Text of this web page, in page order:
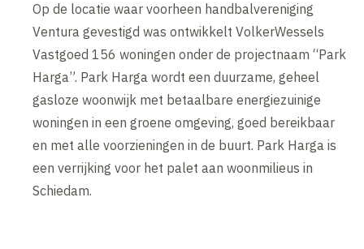
Op de locatie waar voorheen handbalvereniging
Ventura gevestigd was ontwikkelt VolkerWessels
Vastgoed 156 woningen onder de projectnaam “Park
Harga”. Park Harga wordt een duurzame, geheel
gasloze woonwijk met betaalbare energiezuinige
woningen in een groene omgeving, goed bereikbaar
en met alle voorzieningen in de buurt. Park Harga is
een verrijking voor het palet aan woonmilieus in
Schiedam.